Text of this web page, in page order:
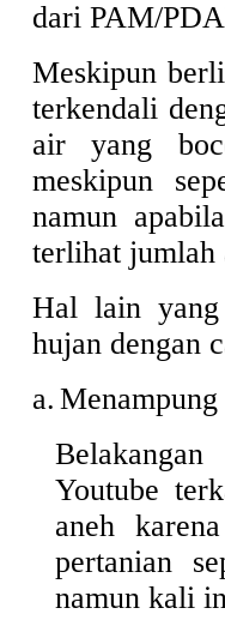
dari PAM/
Meskipun
terkendali
air yang
meskipun
namun
terlihat jumlah
Hal lain yang
hujan dengan
a.
Youtube
aneh
pertanian
namun kali